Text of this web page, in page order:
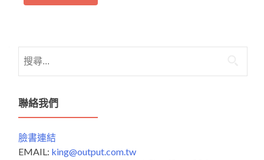
尋
鍵
字:
聯絡我們
臉書連結
EMAIL: king@output.com.tw